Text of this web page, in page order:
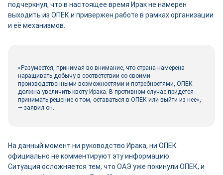
подчеркнул, что в настоящее время Ирак не намерен
выходить из ОПЕК и привержен работе в рамках организации
и её механизмов.
«Разумеется, принимая во внимание, что страна намерена
наращивать добычу в соответствии со своими
производственными возможностями и потребностями, ОПЕК
должна увеличить квоту Ирака. В противном случае придется
принимать решение о том, оставаться в ОПЕК или выйти из нее»,
— заявил он.
На данный момент ни руководство Ирака, ни ОПЕК
официально не комментируют эту информацию.
Ситуация осложняется тем, что ОАЭ уже покинули ОПЕК, и